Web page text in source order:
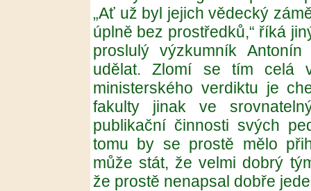
„Ať už byl jejich vědecký
úplně bez prostředků,“ říká
proslulý výzkumník
udělat. Zlomí se tím celá
ministerského verdiktu je
fakulty jinak ve
publikační činnosti svých
tomu by se prostě mělo
může stát, že velmi dobrý
že prostě nenapsal dobře